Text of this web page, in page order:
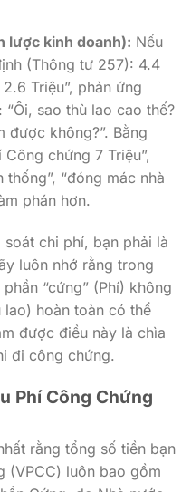
lược kinh doanh): Nếu
(Thông tư 257): 4.4
Triệu”, phản ứng
sao thù lao cao thế?
được không?”. Bằng
chứng 7 Triệu”,
“đóng mác nhà
phán hơn.
chi phí, bạn phải là
luôn nhớ rằng trong
“cứng” (Phí) không
lao) hoàn toàn có thể
được điều này là chìa
đi công chứng.
Phí Công Chứng
rằng tổng số tiền bạn
(VPCC) luôn bao gồm